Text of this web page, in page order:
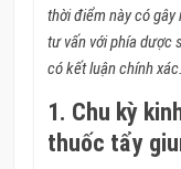
thời điểm này có
tư vấn với phía dược
có kết luận chính
1. Chu kỳ
thuốc tẩy